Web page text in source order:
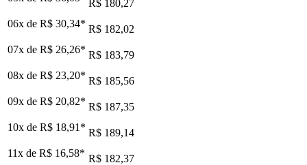
R$ 180,27
06x de R$ 30,34* R$ 182,02
07x de R$ 26,26* R$ 183,79
08x de R$ 23,20* R$ 185,56
09x de R$ 20,82* R$ 187,35
10x de R$ 18,91 * R$ 189,14
11x de R$ 16,58* R$ 182,37